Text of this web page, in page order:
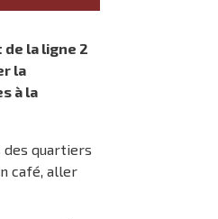
la ligne 2
la
à la
des quartiers
café, aller